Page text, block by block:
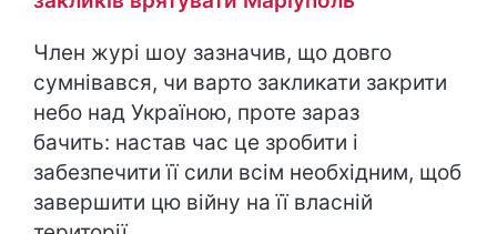
Член журі шоу зазначив, що довго
сумнівався, чи варто закликати закрити
небо над Україною, проте зараз
бачить: настав час це зробити і
забезпечити її сили всім необхідним, щоб
завершити цю війну на її власній